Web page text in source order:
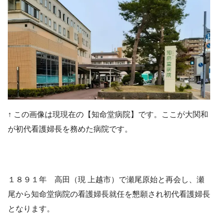
↑ この画像は現現在の【知命堂病院】です。ここが大関和
が初代看護婦長を務めた病院です。
１８９１年 高田（現 上越市）で瀬尾原始と再会し、瀬
尾から知命堂病院の看護婦長就任を懇願され初代看護婦長
となります。